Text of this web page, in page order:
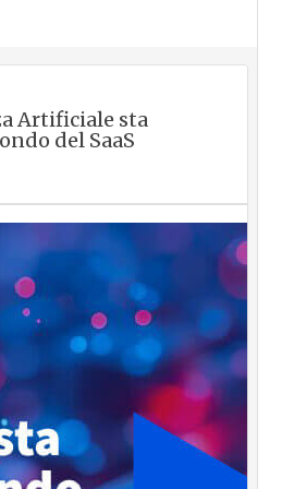
Artificiale sta
del SaaS